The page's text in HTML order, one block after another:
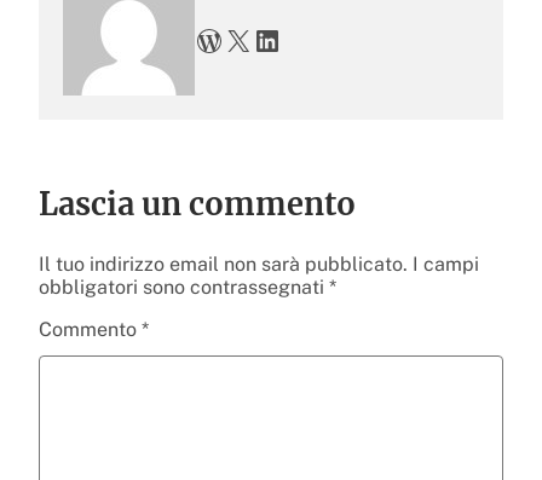
WordPress X LinkedIn
Lascia un commento
Il tuo indirizzo email non sarà pubblicato. I campi
obbligatori sono contrassegnati *
Commento *